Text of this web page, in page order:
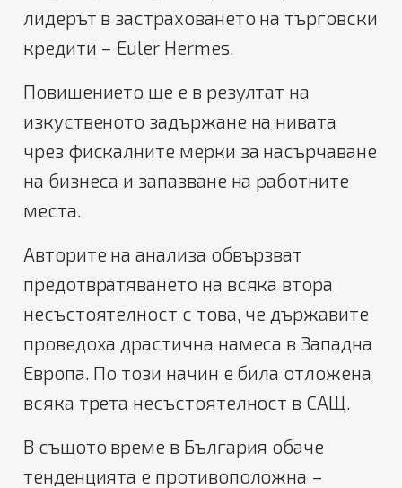
лидерът в застраховането на търговски
кредити – Euler Hermes.
Повишението ще е в резултат на
изкуственото задържане на нивата
чрез фискалните мерки за насърчаване
на бизнеса и запазване на работните
места.
Авторите на анализа обвързват
предотвратяването на всяка втора
несъстоятелност с това, че държавите
проведоха драстична намеса в Западна
Европа. По този начин е била отложена
всяка трета несъстоятелност в САЩ.
В същото време в България обаче
тенденцията е противоположна –